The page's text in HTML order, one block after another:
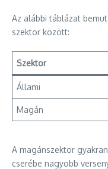
Az alábbi táblázat
szektor között:
Szektor
Állami
Magán
A magánszektor
cserébe nagyobb